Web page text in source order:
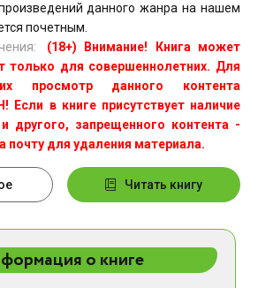
данного жанра на нашем
почетным.
(18+) Внимание! Книга может
только для совершеннолетних. Для
просмотр данного контента
в книге присутствует наличие
другого, запрещенного контента -
почту для удаления материала.
Читать книгу
о книге